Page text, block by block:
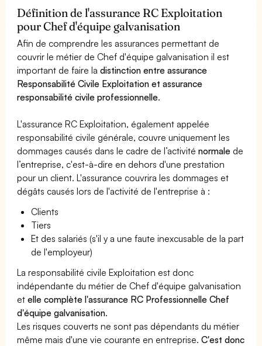
Définition de l'assurance RC Exploitation
pour Chef d'équipe galvanisation
Afin de comprendre les assurances permettant de
couvrir le métier de Chef d'équipe galvanisation il est
important de faire ladistinction entre assurance
Responsabilité Civile Exploitation et assurance
responsabilité civile professionnelle.
L'assurance RC Exploitation, également appelée
responsabilité civile générale, couvre uniquement les
dommages causés dans le cadre de l’activiténormale de
l’entreprise, c'est-à-dire en dehors d'une prestation
pour un client. L'assurance couvrira les dommages et
dégâts causés lors de l'activité de l'entreprise à :
Clients
Tiers
Et des salariés (s'il y a une faute inexcusable de la part
de l'employeur)
La responsabilité civile Exploitation est donc
indépendante du métier de Chef d'équipe galvanisation
etelle complète l'assurance RC Professionnelle Chef
d'équipe galvanisation.
Les risques couverts ne sont pas dépendants du métier
même mais d'une vie courante en entreprise.C'est donc